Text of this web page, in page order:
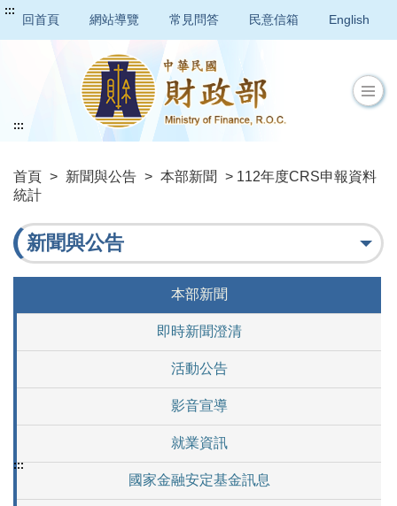
:::
回首頁 網站導覽 常見問答 民意信箱 English
首頁 > 新聞與公告 > 本部新聞
> 112年度CRS申報資料
統計
:::
新聞與公告
本部新聞
即時新聞澄清
活動公告
影音宣導
就業資訊
國家金融安定基金訊息
:::